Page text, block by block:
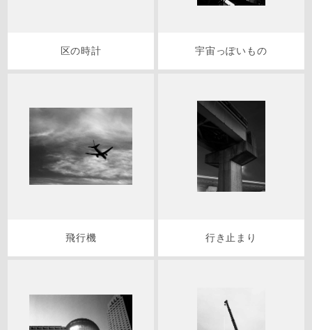
区の時計 宇宙っぽいもの
飛行機 行き止まり